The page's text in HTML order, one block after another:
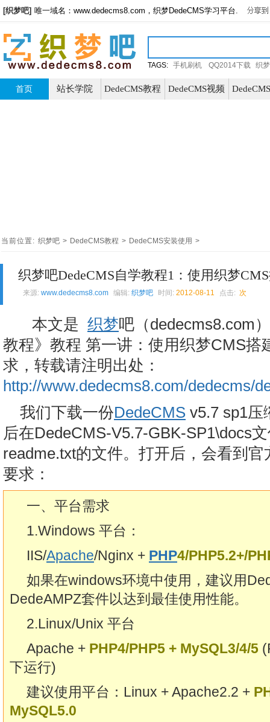
[织梦吧] 唯一域名：www.dedecms8.com，织梦DedeCMS学习平台.
TAGS: 手机刷机 QQ2014下载 织
首页 站长学院 DedeCMS教程 DedeCMS视频
当前位置: 织梦吧 > DedeCMS教程 > DedeCMS安装使用 >
来源: www.dedecms8.com 编辑: 织梦吧 时间: 2012-08-11 点击: 次
本文是 织梦吧（dedecms8.com
教程》教程 第一讲：使用织梦CMS搭
求，转载请注明出处：
http://www.dedecms8.com/dedecms/
我们下载一份DedeCMS v5.7 sp1压
后在DedeCMS-V5.7-GBK-SP1\docs
readme.txt的文件。打开后，会看到
要求：
一、平台需求
1.Windows 平台：
IIS/Apache/Nginx + PHP4/PHP5.2+/
如果在windows环境中使用，建议用
DedeAMPZ套件以达到最佳使用性能。
2.Linux/Unix 平台
Apache + PHP4/PHP5 + MySQL3/4/5
下运行)
建议使用平台：Linux + Apache2.2 +
MySQL5.0